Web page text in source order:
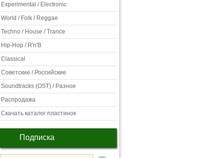
Experimental / Electronic
World / Folk / Reggae
Techno / House / Trance
Hip-Hop / R'n'B
Classical
Советские / Российские
Soundtracks (OST) / Разное
Распродажа
Скачать каталог пластинок
Подписка